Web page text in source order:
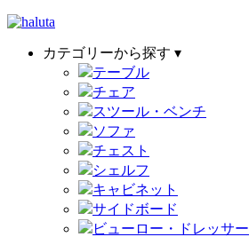
カテゴリーから探す ▾
テーブル
チェア
スツール・ベンチ
ソファ
チェスト
シェルフ
キャビネット
サイドボード
ビューロー・ドレッサー